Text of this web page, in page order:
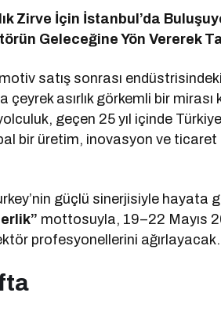
Zirve İçin İstanbul’da
Geleceğine Yön Vererek
satış sonrası
asırlık görkemli bir
geçen 25 yıl içinde
bir üretim, inovasyon ve
güçlü sinerjisiyle hayata
mottosuyla, 19–22 Mayıs
profesyonellerini ağırlayacak.